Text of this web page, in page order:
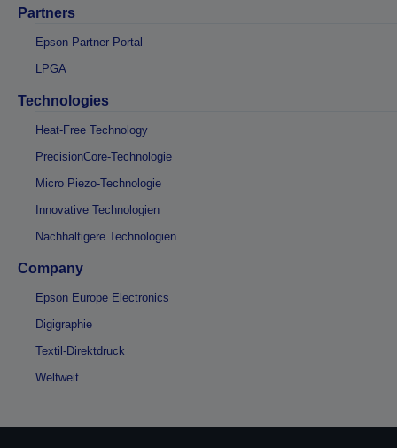
Partners
Epson Partner Portal
LPGA
Technologies
Heat-Free Technology
PrecisionCore-Technologie
Micro Piezo-Technologie
Innovative Technologien
Nachhaltigere Technologien
Company
Epson Europe Electronics
Digigraphie
Textil-Direktdruck
Weltweit